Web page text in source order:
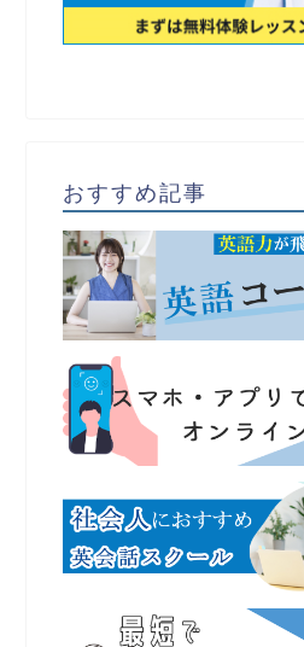
おすすめ記事